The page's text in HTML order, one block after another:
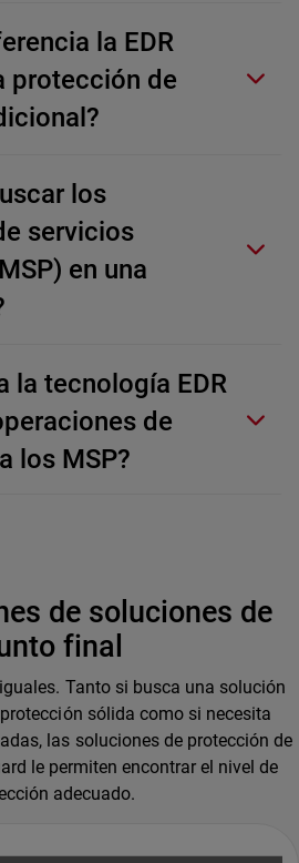
la EDR
protección de
los
servicios
en una
la tecnología EDR
de
los MSP?
de soluciones de
final
Tanto si busca una solución
sólida como si necesita
las soluciones de protección de
le permiten encontrar el nivel de
adecuado.